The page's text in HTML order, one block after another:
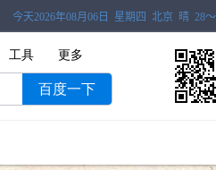
工具 更多
百度一下